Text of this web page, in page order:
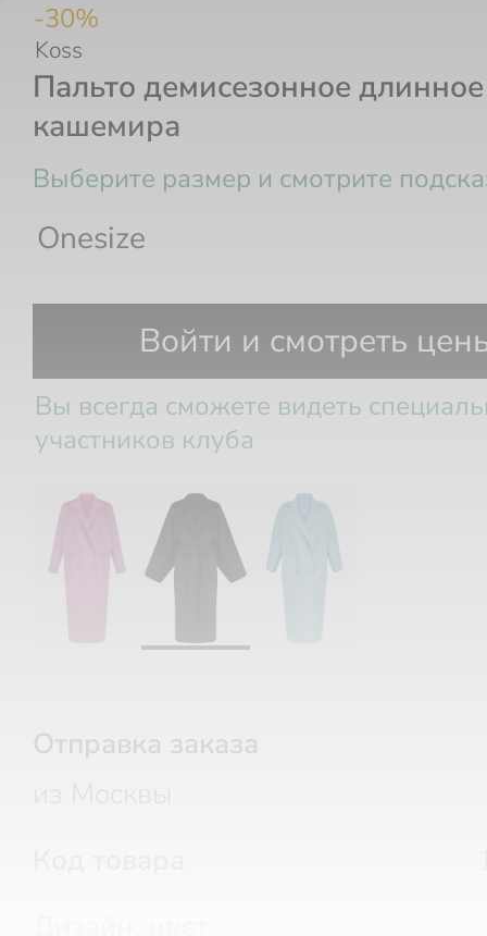
-30%
Пальто демисезонное
кашемира
Koss
Выберите размер и смотрите
Onesize
Размер РФ Рост Грудь
Войти и смотреть
Вы всегда сможете видеть
участников клуба
Отправка заказа